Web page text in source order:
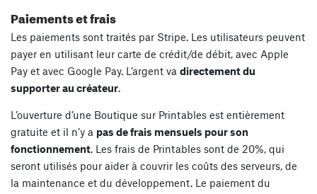
Paiements et frais
Les paiements sont traités par Stripe. Les utilisateurs peuvent
payer en utilisant leur carte de crédit/de débit, avec Apple
Pay et avec Google Pay. L’argent va directement du
supporter au créateur.
L’ouverture d’une Boutique sur Printables est entièrement
gratuite et il n’y a pas de frais mensuels pour son
fonctionnement. Les frais de Printables sont de 20%, qui
seront utilisés pour aider à couvrir les coûts des serveurs, de
la maintenance et du développement. Le paiement du